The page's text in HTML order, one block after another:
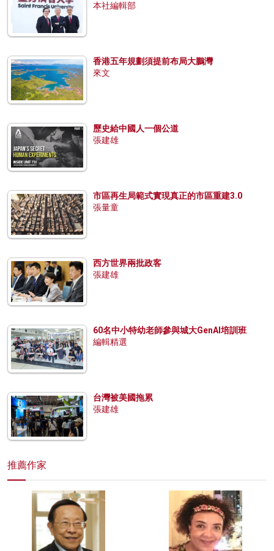
本社編輯部
香港五年規劃須提前布局大鵬灣
來文
歷史給中國人一個公道
張建雄
市區再生局範式實現真正的市區重建3.0
張量童
西方世界兩批政客
張建雄
60名中小特幼老師參與城大GenAI培訓班
編輯精選
台灣被美國拖累
張建雄
推薦作家